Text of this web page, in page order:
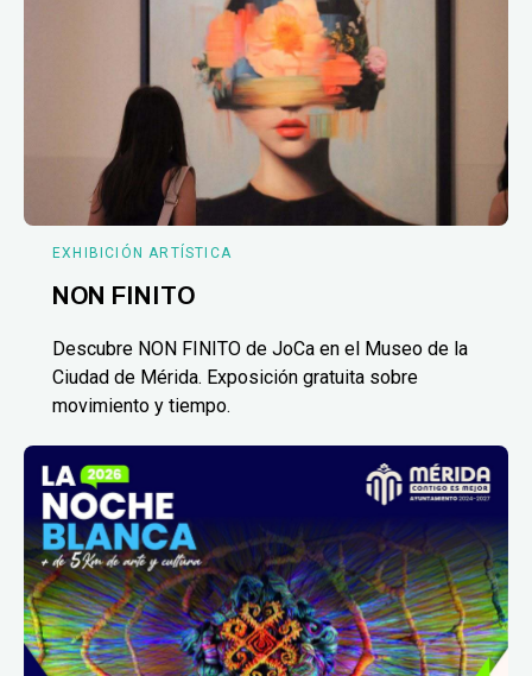
EXHIBICIÓN ARTÍSTICA
NON FINITO
Descubre NON FINITO de JoCa en el Museo de la
Ciudad de Mérida. Exposición gratuita sobre
movimiento y tiempo.